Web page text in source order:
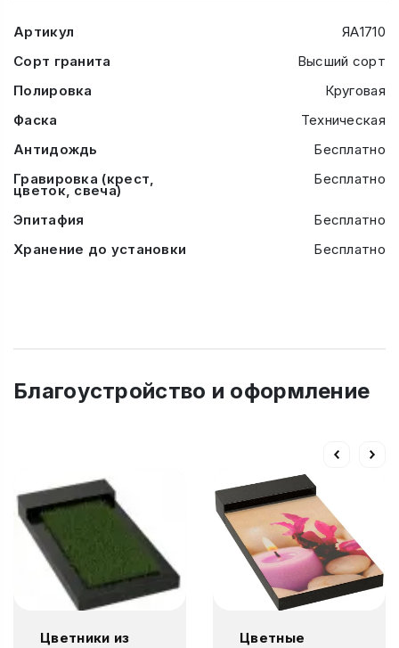
Артикул
ЯА1710
Сорт гранита
Высший сорт
Полировка
Круговая
Фаска
Техническая
Антидождь
Бесплатно
Гравировка (крест,
цветок, свеча)
Бесплатно
Эпитафия
Бесплатно
Хранение до установки
Бесплатно
Благоустройство и оформление
Цветники из
Цветные